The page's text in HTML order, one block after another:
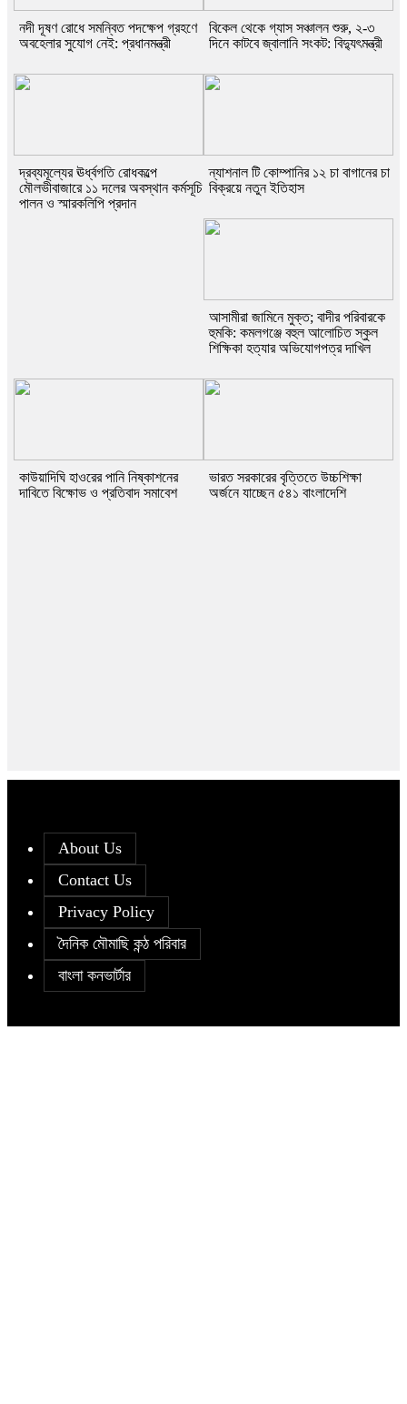
নদী দূষণ রোধে সমন্বিত পদক্ষেপ গ্রহণে
অবহেলার সুযোগ নেই: প্রধানমন্ত্রী
বিকেল থেকে গ্যাস সঞ্চালন শুরু, ২-৩
দিনে কাটবে জ্বালানি সংকট: বিদ্যুৎমন্ত্রী
দ্রব্যমূল্যের ঊর্ধ্বগতি রোধকল্পে
মৌলভীবাজারে ১১ দলের অবস্থান কর্মসূচি
পালন ও স্মারকলিপি প্রদান
ন্যাশনাল টি কোম্পানির ১২ চা বাগানের চা
বিক্রয়ে নতুন ইতিহাস
আসামীরা জামিনে মুক্ত; বাদীর পরিবারকে
হুমকি: কমলগঞ্জে বহুল আলোচিত স্কুল
শিক্ষিকা হত্যার অভিযোগপত্র দাখিল
কাউয়াদিঘি হাওরের পানি নিষ্কাশনের
দাবিতে বিক্ষোভ ও প্রতিবাদ সমাবেশ
ভারত সরকারের বৃত্তিতে উচ্চশিক্ষা
অর্জনে যাচ্ছেন ৫৪১ বাংলাদেশি
About Us
Contact Us
Privacy Policy
দৈনিক মৌমাছি কন্ঠ পরিবার
বাংলা কনভার্টার